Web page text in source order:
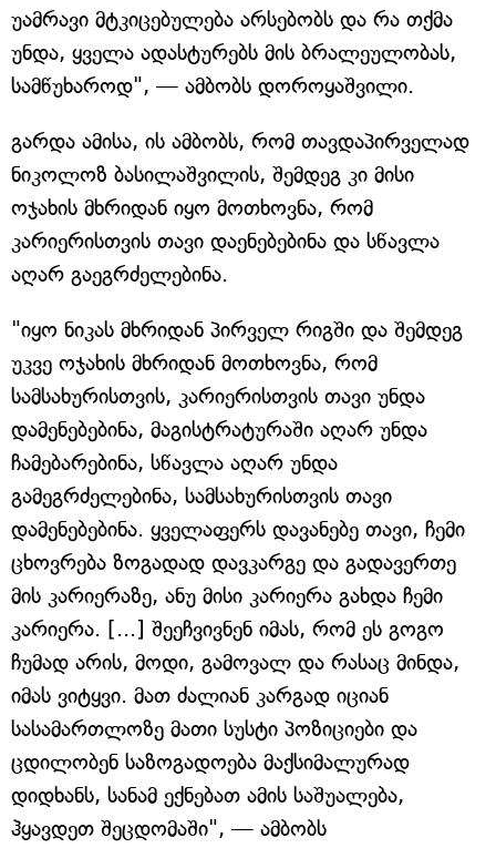
უამრავი მტკიცებულება არსებობს და რა თქმა
უნდა, ყველა ადასტურებს მის ბრალეულობას,
სამწუხაროდ", — ამბობს დოროყაშვილი.
გარდა ამისა, ის ამბობს, რომ თავდაპირველად
ნიკოლოზ ბასილაშვილის, შემდეგ კი მისი
ოჯახის მხრიდან იყო მოთხოვნა, რომ
კარიერისთვის თავი დაენებებინა და სწავლა
აღარ გაეგრძელებინა.
"იყო ნიკას მხრიდან პირველ რიგში და შემდეგ
უკვე ოჯახის მხრიდან მოთხოვნა, რომ
სამსახურისთვის, კარიერისთვის თავი უნდა
დამენებებინა, მაგისტრატურაში აღარ უნდა
ჩამებარებინა, სწავლა აღარ უნდა
გამეგრძელებინა, სამსახურისთვის თავი
დამენებებინა. ყველაფერს დავანებე თავი, ჩემი
ცხოვრება ზოგადად დავკარგე და გადავერთე
მის კარიერაზე, ანუ მისი კარიერა გახდა ჩემი
კარიერა. [...] შეეჩვივნენ იმას, რომ ეს გოგო
ჩუმად არის, მოდი, გამოვალ და რასაც მინდა,
იმას ვიტყვი. მათ ძალიან კარგად იციან
სასამართლოზე მათი სუსტი პოზიციები და
ცდილობენ საზოგადოება მაქსიმალურად
დიდხანს, სანამ ექნებათ ამის საშუალება,
ჰყავდეთ შეცდომაში", — ამბობს